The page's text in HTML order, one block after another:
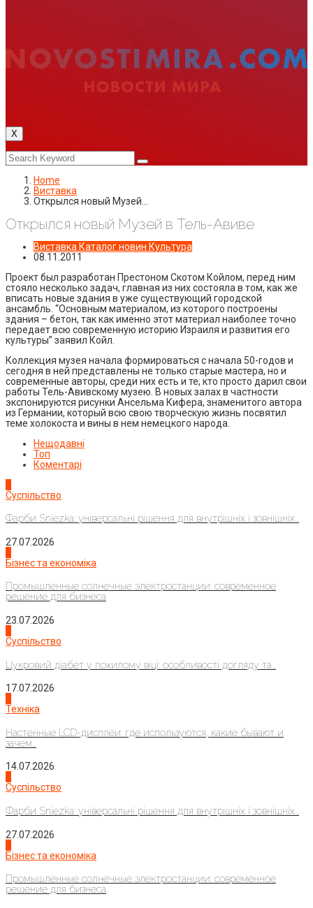
X
Home
Виставка
Открылся новый Музей…
Открылся новый Музей в Тель-Авиве
Виставка Каталог новин Культура
08.11.2011
Проект был разработан Престоном Скотом Койлом, перед ним
стояло несколько задач, главная из них состояла в том, как же
вписать новые здания в уже существующий городской
ансамбль. “Основным материалом, из которого построены
здания – бетон, так как именно этот материал наиболее точно
передает всю современную историю Израиля и развития его
культуры” заявил Койл.
Коллекция музея начала формироваться с начала 50-годов и
сегодня в ней представлены не только старые мастера, но и
современные авторы, среди них есть и те, кто просто дарил свои
работы Тель-Авивскому музею. В новых залах в частности
экспонируются рисунки Ансельма Кифера, знаменитого автора
из Германии, который всю свою творческую жизнь посвятил
теме холокоста и вины в нем немецкого народа.
Нещодавні
Топ
Коментарі
Суспільство
Фарби Sniezka: універсальні рішення для внутрішніх і зовнішніх...
27.07.2026
Бізнес та економіка
Промышленные солнечные электростанции: современное
решение для бизнеса
23.07.2026
Суспільство
Цукровий діабет у похилому віці: особливості догляду та...
17.07.2026
Техніка
Настенные LCD-дисплеи: где используются, какие бывают и
зачем...
14.07.2026
Суспільство
Фарби Sniezka: універсальні рішення для внутрішніх і зовнішніх...
27.07.2026
Бізнес та економіка
Промышленные солнечные электростанции: современное
решение для бизнеса